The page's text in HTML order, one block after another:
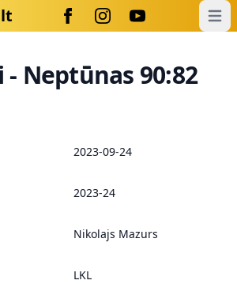
- Neptūnas 90:82
2023-09-24
2023-24
Nikolajs Mazurs
LKL